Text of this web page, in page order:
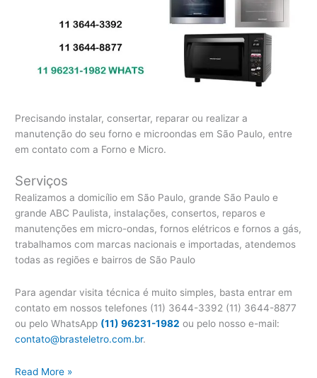
Precisando instalar, consertar, reparar ou realizar a
manutenção do seu forno e microondas em São Paulo, entre
em contato com a Forno e Micro.
Serviços
Realizamos a domicílio em São Paulo, grande São Paulo e
grande ABC Paulista, instalações, consertos, reparos e
manutenções em micro-ondas, fornos elétricos e fornos a gás,
trabalhamos com marcas nacionais e importadas, atendemos
todas as regiões e bairros de São Paulo
Para agendar visita técnica é muito simples, basta entrar em
contato em nossos telefones (11) 3644-3392 (11) 3644-8877
ou pelo WhatsApp (11) 96231-1982 ou pelo nosso e-mail:
contato@brasteletro.com.br.
Assistência
Read More »